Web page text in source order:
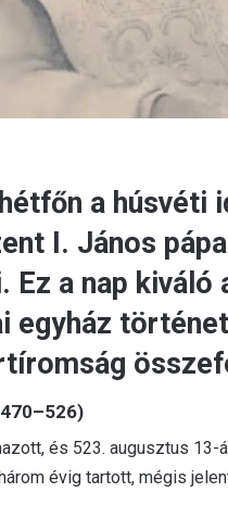
a húsvéti
I. János
Ez a nap kiváló
egyház
és 523. augusztus
évig tartott, mégis